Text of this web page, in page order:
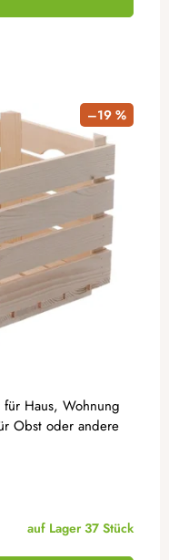
–19 %
auf Lager 37 Stück
Haus, Wohnung
Obst oder andere